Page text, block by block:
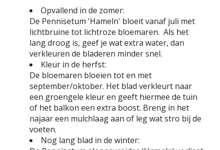
Opvallend in de zomer:
De Pennisetum 'Hameln' bloeit vanaf juli met
lichtbruine tot lichtroze bloemaren. Als het
lang droog is, geef je wat extra water, dan
verkleuren de bladeren minder snel.
Kleur in de herfst:
De bloemaren bloeien tot en met
september/oktober. Het blad verkleurt naar
een groengele kleur en geeft hiermee de tuin
of het balkon een extra boost. Breng in het
najaar een mulchlaag aan of leg wat stro bij de
voeten.
Nog lang blad in de winter: